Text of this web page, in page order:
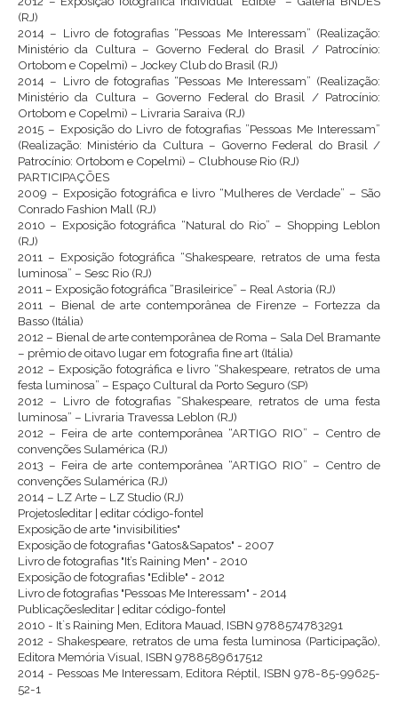
(RJ)
2014 – Livro de fotografias “Pessoas Me Interessam” (Realização:
Ministério da Cultura – Governo Federal do Brasil / Patrocínio:
Ortobom e Copelmi) – Jockey Club do Brasil (RJ)
2014 – Livro de fotografias “Pessoas Me Interessam” (Realização:
Ministério da Cultura – Governo Federal do Brasil / Patrocínio:
Ortobom e Copelmi) – Livraria Saraiva (RJ)
2015 – Exposição do Livro de fotografias ”Pessoas Me Interessam”
(Realização: Ministério da Cultura – Governo Federal do Brasil /
Patrocínio: Ortobom e Copelmi) – Clubhouse Rio (RJ)
PARTICIPAÇÕES
2009 – Exposição fotográfica e livro “Mulheres de Verdade” – São
Conrado Fashion Mall (RJ)
2010 – Exposição fotográfica “Natural do Rio” – Shopping Leblon
(RJ)
2011 – Exposição fotográfica “Shakespeare, retratos de uma festa
luminosa” – Sesc Rio (RJ)
2011 – Exposição fotográfica “Brasileirice” – Real Astoria (RJ)
2011 – Bienal de arte contemporânea de Firenze – Fortezza da
Basso (Itália)
2012 – Bienal de arte contemporânea de Roma – Sala Del Bramante
– prêmio de oitavo lugar em fotografia fine art (Itália)
2012 – Exposição fotográfica e livro “Shakespeare, retratos de uma
festa luminosa” – Espaço Cultural da Porto Seguro (SP)
2012 – Livro de fotografias “Shakespeare, retratos de uma festa
luminosa” – Livraria Travessa Leblon (RJ)
2012 – Feira de arte contemporânea “ARTIGO RIO” – Centro de
convenções Sulamérica (RJ)
2013 – Feira de arte contemporânea “ARTIGO RIO” – Centro de
convenções Sulamérica (RJ)
2014 – LZ Arte – LZ Studio (RJ)
Projetos[editar | editar código-fonte]
Exposição de arte "invisibilities"
Exposição de fotografias "Gatos&Sapatos" - 2007
Livro de fotografias "It’s Raining Men" - 2010
Exposição de fotografias "Edible" - 2012
Livro de fotografias "Pessoas Me Interessam" - 2014
Publicações[editar | editar código-fonte]
2010 - It`s Raining Men, Editora Mauad, ISBN 9788574783291
2012 - Shakespeare, retratos de uma festa luminosa (Participação),
Editora Memória Visual, ISBN 9788589617512
2014 - Pessoas Me Interessam, Editora Réptil, ISBN 978-85-99625-
52-1